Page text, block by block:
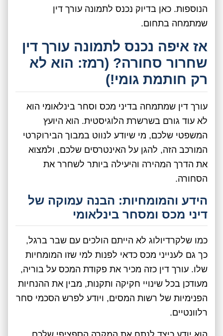
הנוספות. כאן בדיוק נכנס לתמונה עורך דין
שמתמחה בתחום.
אז איפה נכנס לתמונה עורך דין
שחרור סחורה? (רמז: הוא לא
רק חותמת גומי!)
עורך דין שמתמחה בדיני מכס וסחר בינלאומי הוא
לא עוד גורם בשרשרת הלוגיסטית. הוא היועץ
המשפטי שלכם, מי שיודע לנווט במבוך הבירוקרטי
המורכב הזה, להגן על האינטרסים שלכם, ולמצוא
את הדרך המהירה והיעילה ביותר לשחרר את
הסחורה.
הידע והמומחיות: הבנה עמוקה של
דיני מכס ומסחר בינלאומי
כמו שלקרדיולוג לא הייתם הולכים עם שבר ברגל,
כך גם לענייני מכס כדאי לפנות למי שזו המומחיות
שלו. עורך דין כזה מכיר את פקודת המכס על בוריה,
מעודכן בכל שינויי חקיקה ותקנות, מבין את ההנחיות
הפנימיות של רשות המסים, ויודע לפרש הסכמי סחר
רלוונטיים.